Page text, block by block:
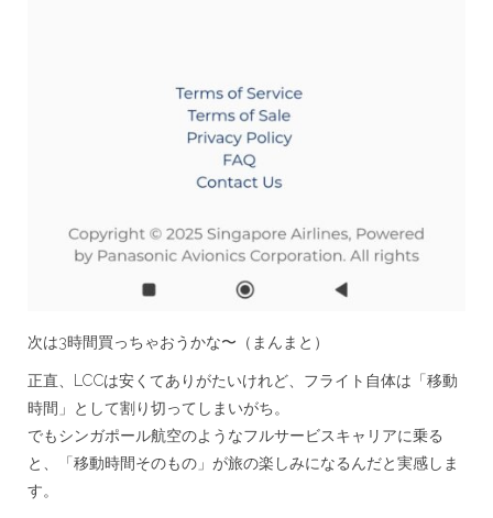
次は3時間買っちゃおうかな〜（まんまと）
正直、LCCは安くてありがたいけれど、フライト自体は「移動
時間」として割り切ってしまいがち。
でもシンガポール航空のようなフルサービスキャリアに乗る
と、「移動時間そのもの」が旅の楽しみになるんだと実感しま
す。